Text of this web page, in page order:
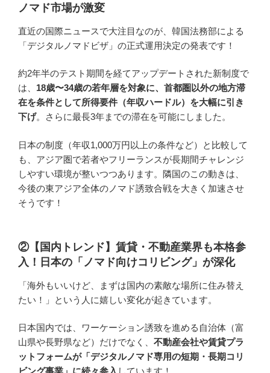
ノマド市場が激変
直近の国際ニュースで大注目なのが、韓国法務部による
「デジタルノマドビザ」の正式運用決定の発表です！
約2年半のテスト期間を経てアップデートされた新制度で
は、 18歳〜34歳の若年層を対象に、首都圏以外の地方滞
在を条件として所得要件（年収ハードル）を大幅に引き
下げ。さらに最長3年までの滞在を可能にしました。
日本の制度（年収1,000万円以上の条件など）と比較して
も、アジア圏で若者やフリーランスが長期間チャレンジ
しやすい環境が整いつつあります。隣国のこの動きは、
今後の東アジア全体のノマド誘致合戦を大きく加速させ
そうです！
②【国内トレンド】賃貸・不動産業界も本格参
入！日本の「ノマド向けコリビング」が深化
「海外もいいけど、まずは国内の素敵な場所に住み替え
たい！」という人に嬉しい変化が起きています。
日本国内では、ワーケーション誘致を進める自治体（富
山県や長野県など）だけでなく、 不動産会社や賃貸プラ
ットフォームが「デジタルノマド専用の短期・長期コリ